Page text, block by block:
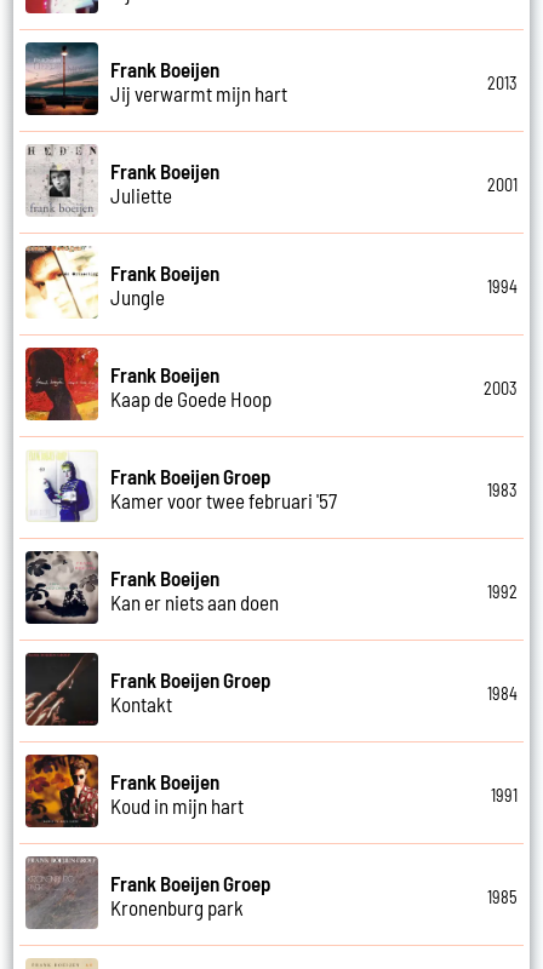
Frank Boeijen
Jij verwarmt mijn hart
2013
Frank Boeijen
Juliette
2001
Frank Boeijen
Jungle
1994
Frank Boeijen
Kaap de Goede Hoop
2003
Frank Boeijen Groep
Kamer voor twee februari '57
1983
Frank Boeijen
Kan er niets aan doen
1992
Frank Boeijen Groep
Kontakt
1984
Frank Boeijen
Koud in mijn hart
1991
Frank Boeijen Groep
Kronenburg park
1985